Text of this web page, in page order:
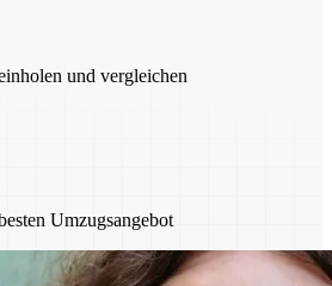
und vergleichen
Umzugsangebot